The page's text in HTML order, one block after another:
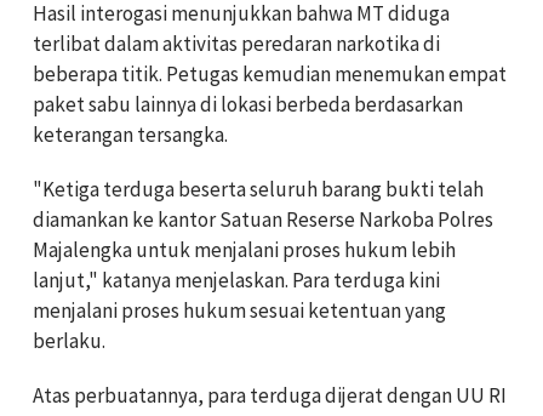
Hasil interogasi menunjukkan bahwa MT diduga
terlibat dalam aktivitas peredaran narkotika di
beberapa titik. Petugas kemudian menemukan empat
paket sabu lainnya di lokasi berbeda berdasarkan
keterangan tersangka.
"Ketiga terduga beserta seluruh barang bukti telah
diamankan ke kantor Satuan Reserse Narkoba Polres
Majalengka untuk menjalani proses hukum lebih
lanjut," katanya menjelaskan. Para terduga kini
menjalani proses hukum sesuai ketentuan yang
berlaku.
Atas perbuatannya, para terduga dijerat dengan UU RI